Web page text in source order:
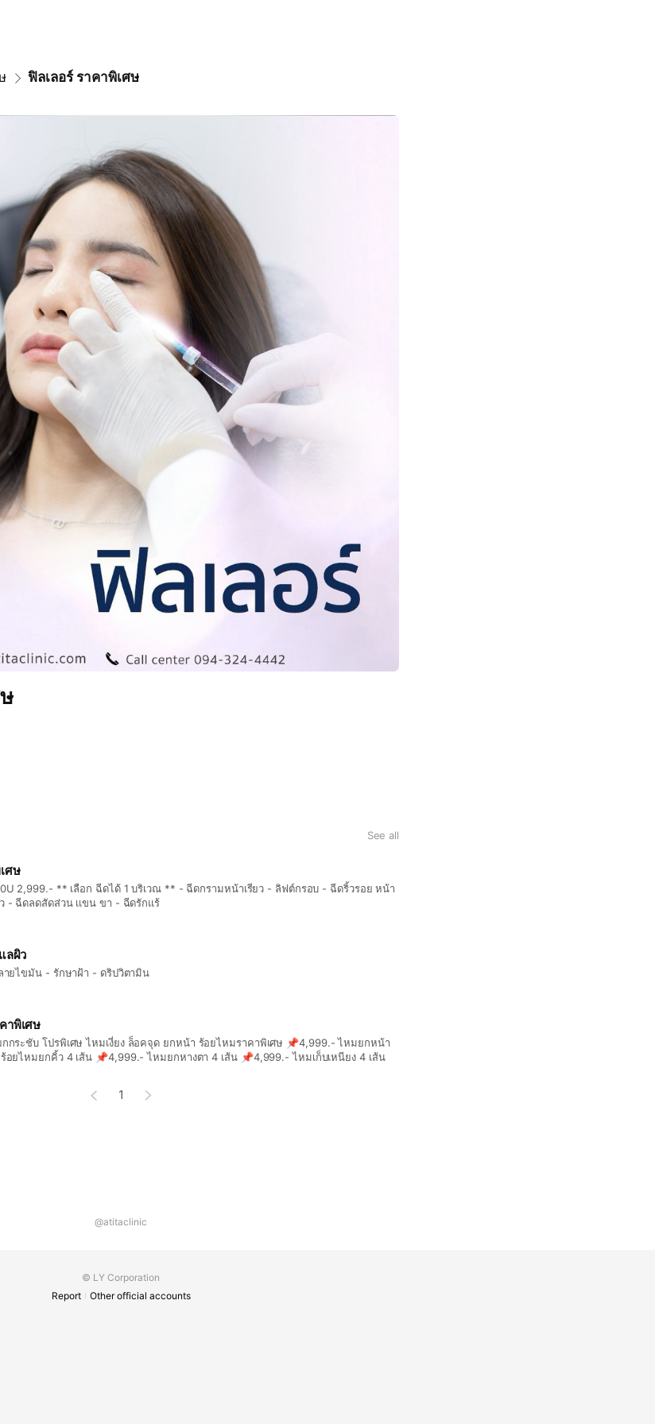
ฟิลเลอร์ ราคาพิเศษ
See all
ศษ
2,999.- ** เลือก ฉีดได้ 1 บริเวณ ** - ฉีดกรามหน้าเรียว - ลิฟต์กรอบ - ฉีดริ้วรอย หน้า
ผาก ตีนกา หว่างคิ้ว - ฉีดลดสัดส่วน เเขน ขา - ฉีดรักแร้
ลผิว
ายไขมัน - รักษาฝ้า - ดริปวิตามิน
าพิเศษ
กกระชับ โปรพิเศษ ไหมเงี่ยง ล็อคจุด ยกหน้า ร้อยไหมราคาพิเศษ 📌4,999.- ไหมยกหน้า
ร้อยไหมยกคิ้ว 4 เส้น 📌4,999.- ไหมยกหางตา 4 เส้น 📌4,999.- ไหมเก็บเหนียง 4 เส้น
1
@atitaclinic
© LY Corporation
Report
Other official accounts